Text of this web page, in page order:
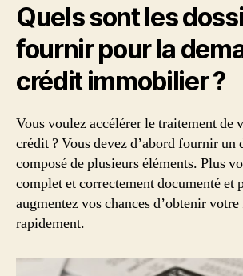
Quels sont les
fournir pour la
crédit immobilier ?
Vous voulez accélérer le traitement de
crédit ? Vous devez d’abord fournir un
composé de plusieurs éléments. Plus
complet et correctement documenté et
augmentez vos chances d’obtenir
rapidement.